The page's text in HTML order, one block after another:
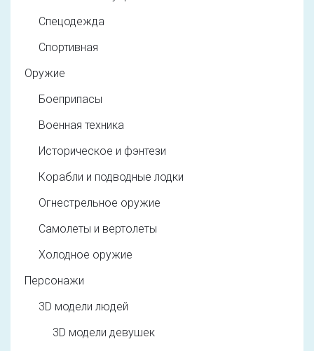
Спецодежда
Спортивная
Оружие
Боеприпасы
Военная техника
Историческое и фэнтези
Корабли и подводные лодки
Огнестрельное оружие
Самолеты и вертолеты
Холодное оружие
Персонажи
3D модели людей
3D модели девушек